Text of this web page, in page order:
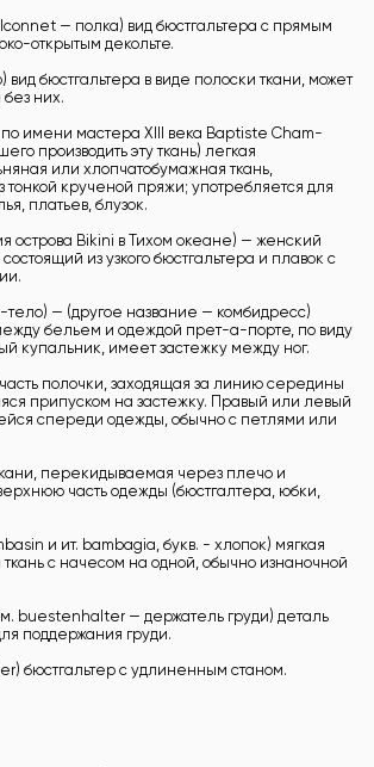
— полка) вид бюстгальтера с прямым
открытым декольте.
вид бюстгальтера в виде полоски ткани, может
без них.
по имени мастера XIII века Baptiste Cham-
производить эту ткань) легкая
или хлопчатобумажная ткань,
тонкой крученой пряжи; употребляется для
платьев, блузок.
острова Bikini в Тихом океане) — женский
из узкого бюстгальтера и плавок с
тело) — (другое название — комбидресс)
бельем и одеждой прет-а-порте, по виду
купальник, имеет застежку между ног.
полочки, заходящая за линию середины
припуском на застежку. Правый или левый
спереди одежды, обычно с петлями или
перекидываемая через плечо и
часть одежды (бюстгалтера, юбки,
и ит. bambagia, букв. - хлопок) мягкая
с начесом на одной, обычно изнаночной
buestenhalter — держатель груди) деталь
поддержания груди.
бюстгальтер с удлиненным станом.